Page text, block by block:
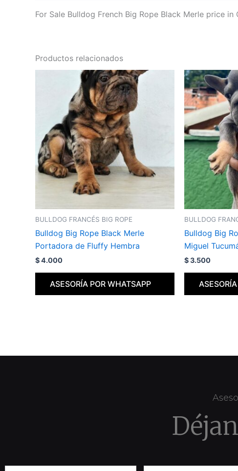
For Sale Bulldog French Big Rope Black Merle price in
Productos relacionados
BULLDOG FRANCÉS BIG ROPE
Bulldog Big Rope Black Merle
Portadora de Fluffy Hembra
$4.000
ASESORÍA POR WHATSAPP
BULLDOG
Bulldog Big
Miguel
$3.500